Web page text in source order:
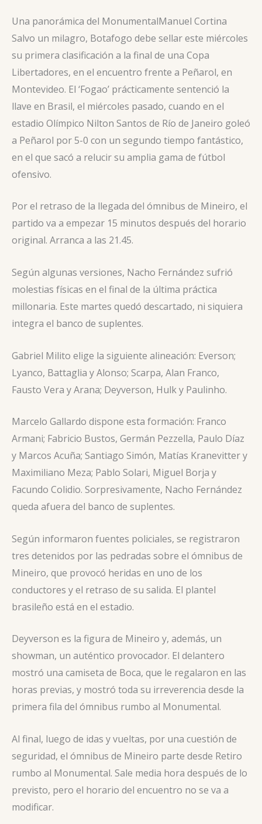
Una panorámica del MonumentalManuel Cortina
Salvo un milagro, Botafogo debe sellar este miércoles
su primera clasificación a la final de una Copa
Libertadores, en el encuentro frente a Peñarol, en
Montevideo. El ‘Fogao’ prácticamente sentenció la
llave en Brasil, el miércoles pasado, cuando en el
estadio Olímpico Nilton Santos de Río de Janeiro goleó
a Peñarol por 5-0 con un segundo tiempo fantástico,
en el que sacó a relucir su amplia gama de fútbol
ofensivo.
Por el retraso de la llegada del ómnibus de Mineiro, el
partido va a empezar 15 minutos después del horario
original. Arranca a las 21.45.
Según algunas versiones, Nacho Fernández sufrió
molestias físicas en el final de la última práctica
millonaria. Este martes quedó descartado, ni siquiera
integra el banco de suplentes.
Gabriel Milito elige la siguiente alineación: Everson;
Lyanco, Battaglia y Alonso; Scarpa, Alan Franco,
Fausto Vera y Arana; Deyverson, Hulk y Paulinho.
Marcelo Gallardo dispone esta formación: Franco
Armani; Fabricio Bustos, Germán Pezzella, Paulo Díaz
y Marcos Acuña; Santiago Simón, Matías Kranevitter y
Maximiliano Meza; Pablo Solari, Miguel Borja y
Facundo Colidio. Sorpresivamente, Nacho Fernández
queda afuera del banco de suplentes.
Según informaron fuentes policiales, se registraron
tres detenidos por las pedradas sobre el ómnibus de
Mineiro, que provocó heridas en uno de los
conductores y el retraso de su salida. El plantel
brasileño está en el estadio.
Deyverson es la figura de Mineiro y, además, un
showman, un auténtico provocador. El delantero
mostró una camiseta de Boca, que le regalaron en las
horas previas, y mostró toda su irreverencia desde la
primera fila del ómnibus rumbo al Monumental.
Al final, luego de idas y vueltas, por una cuestión de
seguridad, el ómnibus de Mineiro parte desde Retiro
rumbo al Monumental. Sale media hora después de lo
previsto, pero el horario del encuentro no se va a
modificar.